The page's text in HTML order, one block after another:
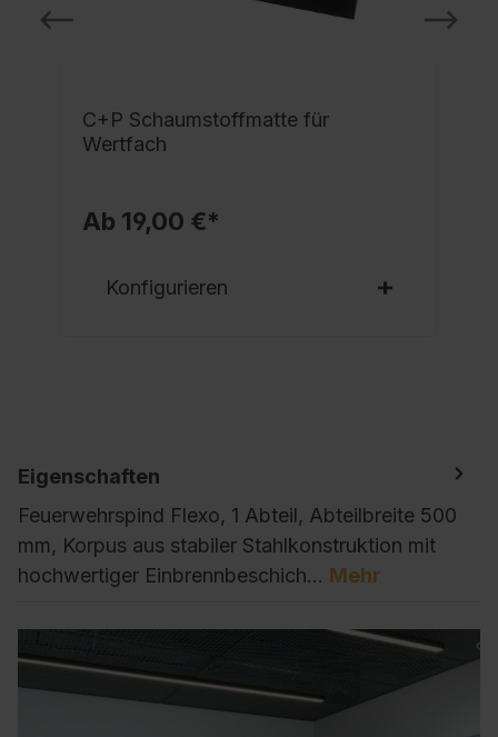
C+P Schaumstoffmatte für
Wertfach
Ab 19,00 €*
Konfigurieren
Eigenschaften
Feuerwehrspind Flexo, 1 Abteil, Abteilbreite 500
mm, Korpus aus stabiler Stahlkonstruktion mit
hochwertiger Einbrennbeschich… Mehr